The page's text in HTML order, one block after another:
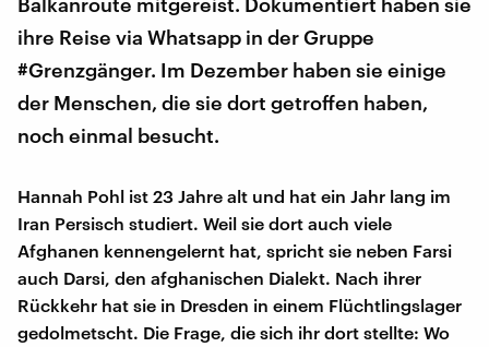
ihre Reise via Whatsapp in der Gruppe
#Grenzgänger. Im Dezember haben sie einige
der Menschen, die sie dort getroffen haben,
noch einmal besucht.
Hannah Pohl ist 23 Jahre alt und hat ein Jahr lang im
Iran Persisch studiert. Weil sie dort auch viele
Afghanen kennengelernt hat, spricht sie neben Farsi
auch Darsi, den afghanischen Dialekt. Nach ihrer
Rückkehr hat sie in Dresden in einem Flüchtlingslager
gedolmetscht. Die Frage, die sich ihr dort stellte: Wo